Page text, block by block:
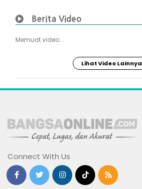
Berita Video
Memuat video...
Lihat Video Lainnya
Connect With Us